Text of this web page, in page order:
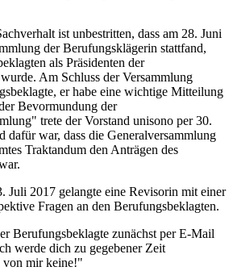
ist unbestritten, dass am 28. Juni
der Berufungsklägerin stattfand,
als Präsidenten der
Am Schluss der Versammlung
er habe eine wichtige Mitteilung
Bevormundung der
trete der Vorstand unisono per 30.
dafür war, dass die Generalversammlung
Traktandum den Anträgen des
Juli 2017 gelangte eine Revisorin mit einer
Fragen an den Berufungsbeklagten.
Berufungsbeklagte zunächst per E-Mail
werde dich zu gegebener Zeit
von mir keine!"